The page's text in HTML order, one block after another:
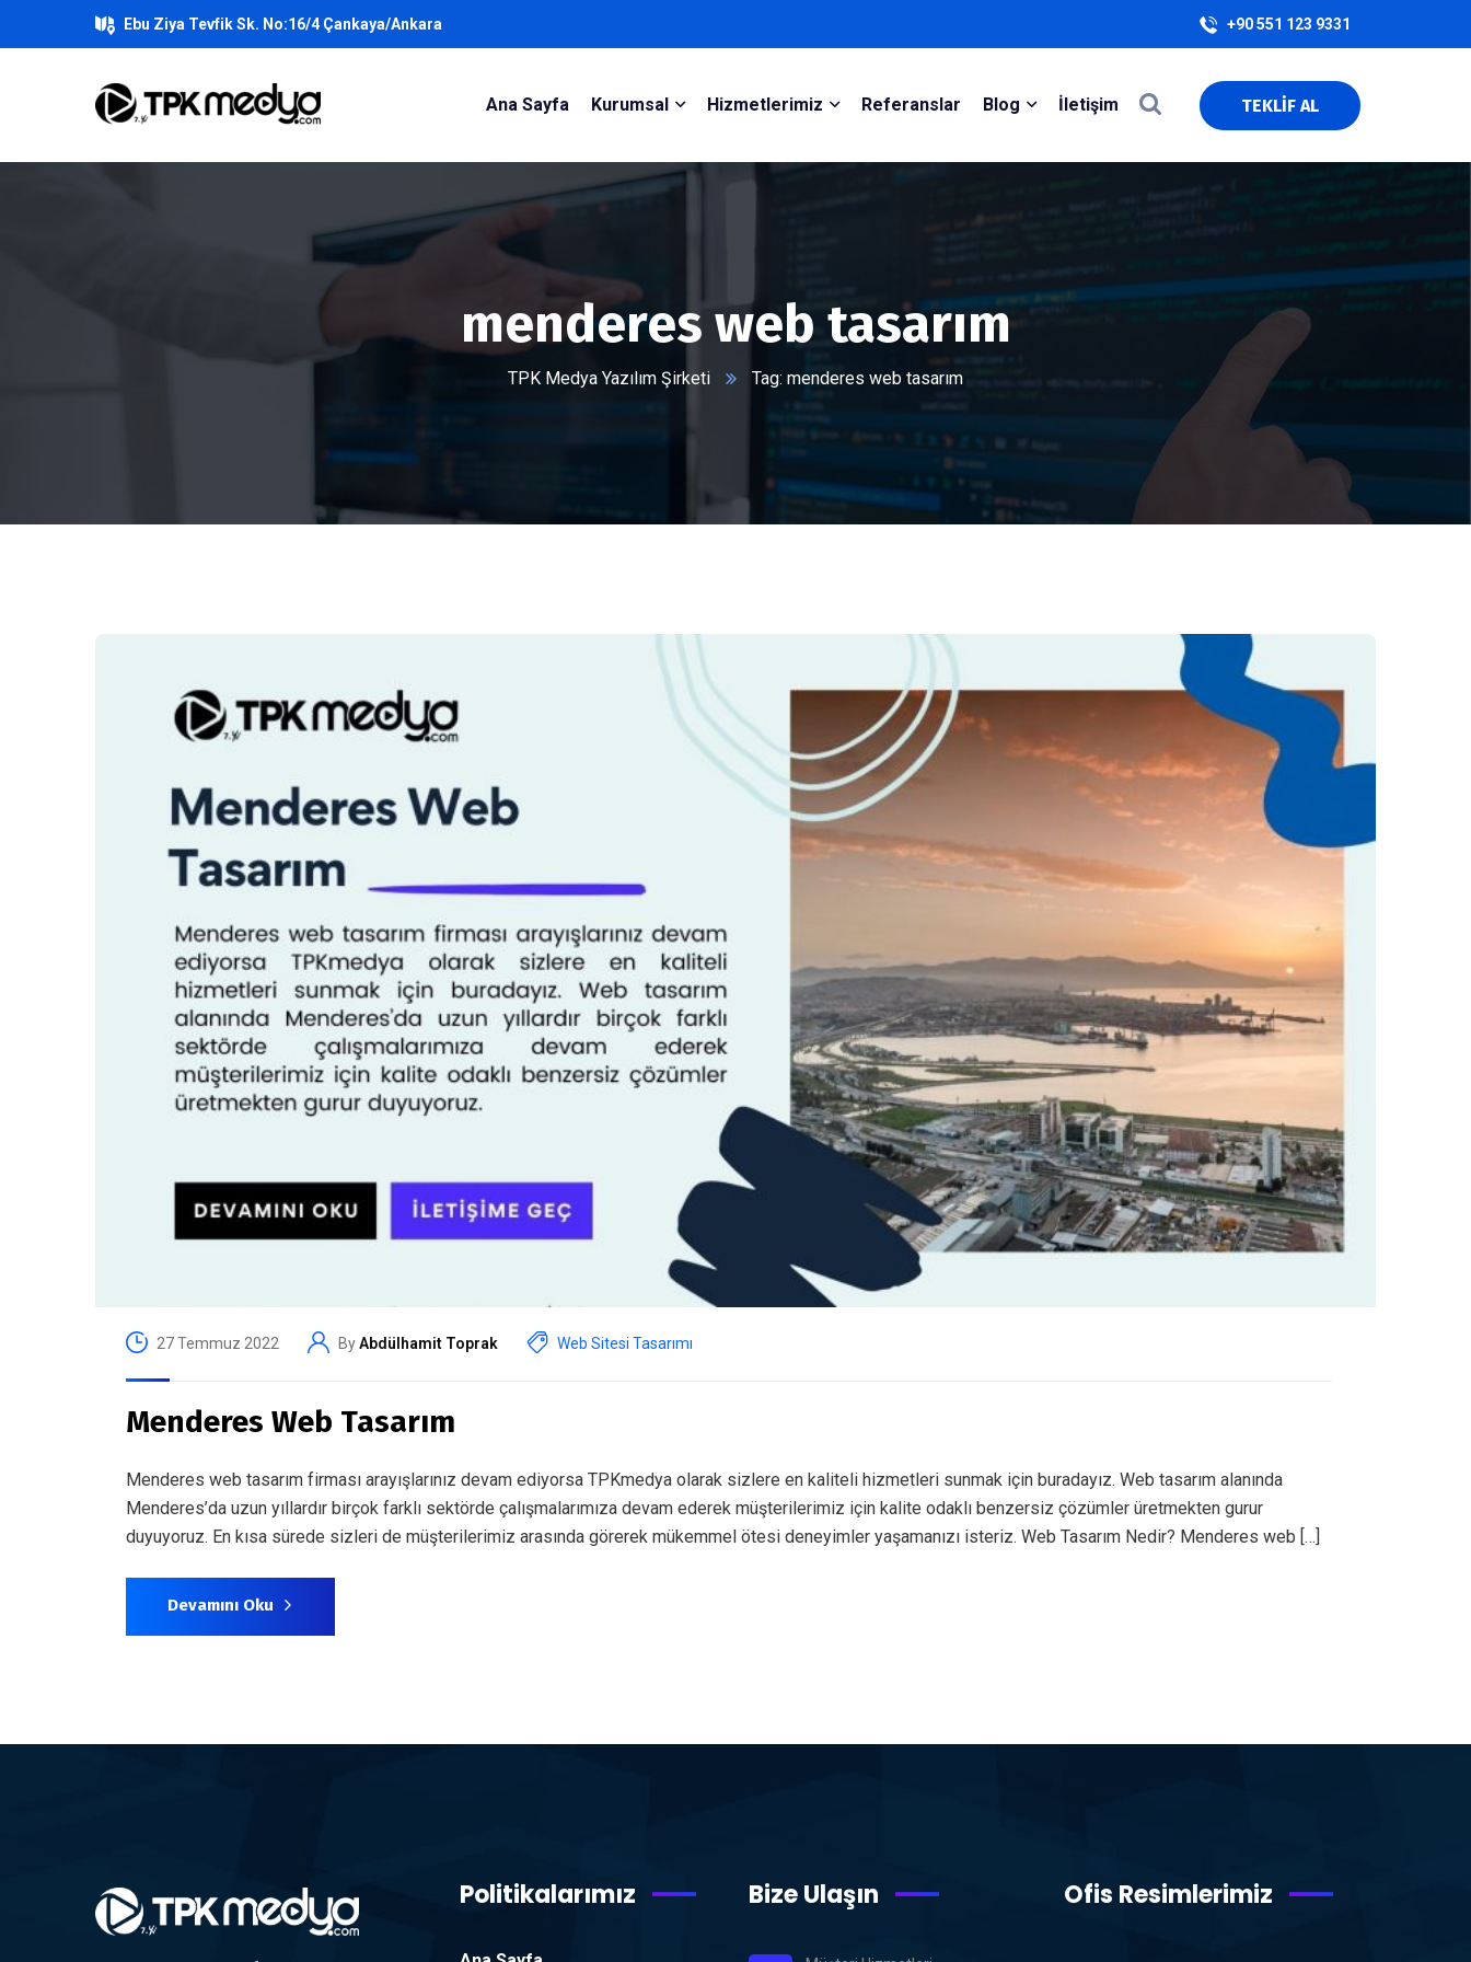
Ebu Ziya Tevfik Sk. No:16/4 Çankaya/Ankara +90 551 123 9331
Ana Sayfa Kurumsal Hizmetlerimiz Referanslar Blog İletişim TEKLİF AL
menderes web tasarım
TPK Medya Yazılım Şirketi Tag: menderes web tasarım
27 Temmuz 2022 ByAbdülhamit Toprak Web Sitesi Tasarımı
Menderes Web Tasarım
Menderes web tasarım firması arayışlarınız devam ediyorsa TPKmedya olarak sizlere en kaliteli hizmetleri sunmak için buradayız. Web tasarım alanında
Menderes’da uzun yıllardır birçok farklı sektörde çalışmalarımıza devam ederek müşterilerimiz için kalite odaklı benzersiz çözümler üretmekten gurur
duyuyoruz. En kısa sürede sizleri de müşterilerimiz arasında görerek mükemmel ötesi deneyimler yaşamanızı isteriz. Web Tasarım Nedir? Menderes web […]
Devamını Oku
Politikalarımız Bize Ulaşın Ofis Resimlerimiz